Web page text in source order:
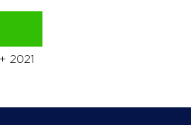
2021